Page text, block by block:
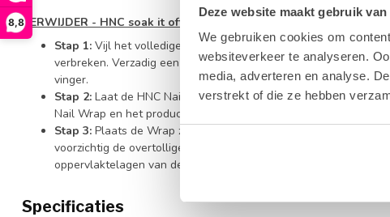
Deze website maakt gebruik
We gebruiken cookies om
websiteverkeer te analyseren.
media, adverteren en analyse.
verstrekt of die ze hebben
8,8VERWIJDER - HNC soak it off remover
Stap 1: Vijl het volledige nageloppervlak met de HNC
verbreken. Verzadig een HNC Nagel Wrap met HNC Soak It Off
vinger.
Stap 2: Laat de HNC Nail Wrap tien minuten om de vinger
Nail Wrap en het product van de nagel.
Stap 3: Plaats de Wrap zo nodig nog iets langer terug om
voorzichtig de overtollige Gel Polish met behulp van een Cuticle
oppervlaktelagen van de natuurlijke nagelplaat weg schraapt.
Specificaties